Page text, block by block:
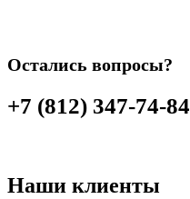
Остались вопросы?
+7 (812) 347-74-84
Наши клиенты